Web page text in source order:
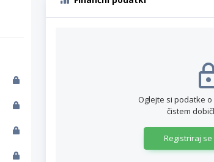
Oglejte si podatke
čistem
Registriraj